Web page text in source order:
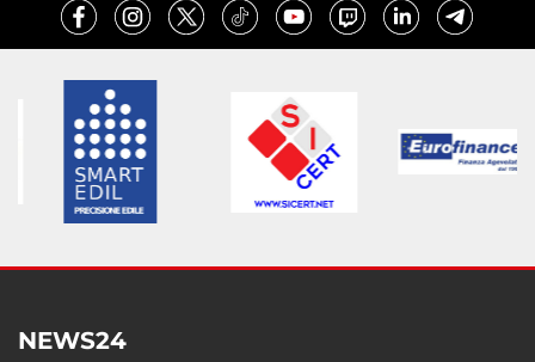
NEWS24